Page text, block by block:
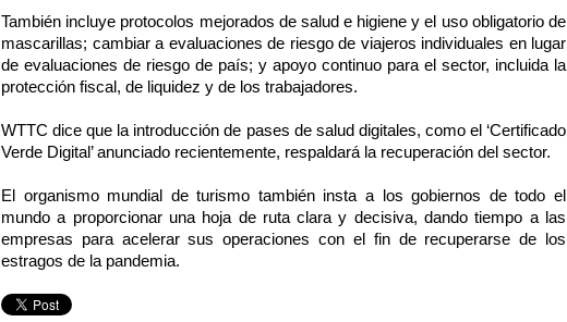
También incluye protocolos mejorados de salud e higiene y el uso obligatorio de
mascarillas; cambiar a evaluaciones de riesgo de viajeros individuales en lugar
de evaluaciones de riesgo de país; y apoyo continuo para el sector, incluida la
protección fiscal, de liquidez y de los trabajadores.
WTTC dice que la introducción de pases de salud digitales, como el ‘Certificado
Verde Digital’ anunciado recientemente, respaldará la recuperación del sector.
El organismo mundial de turismo también insta a los gobiernos de todo el
mundo a proporcionar una hoja de ruta clara y decisiva, dando tiempo a las
empresas para acelerar sus operaciones con el fin de recuperarse de los
estragos de la pandemia.